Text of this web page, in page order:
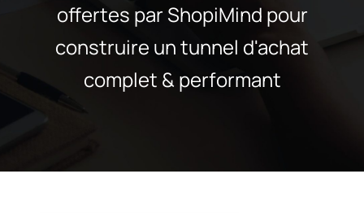
offertes par ShopiMind pour
construire un tunnel d'achat
complet & performant